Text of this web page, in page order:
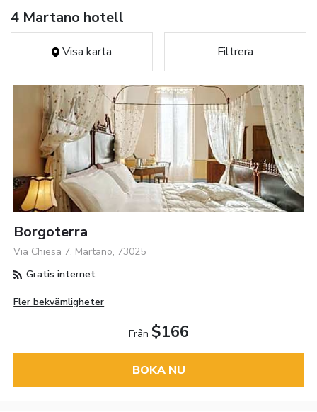
4 Martano hotell
Visa karta Filtrera
Borgoterra
Via Chiesa 7, Martano, 73025
Gratis internet
Fler bekvämligheter
Från $166
BOKA NU